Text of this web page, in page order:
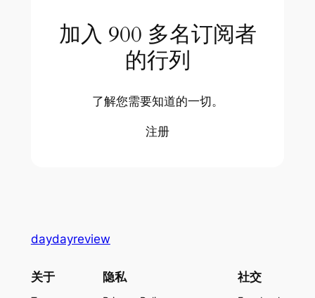
加入 900 多名订阅者
的行列
了解您需要知道的一切。
注册
daydayreview
关于 隐私 社交